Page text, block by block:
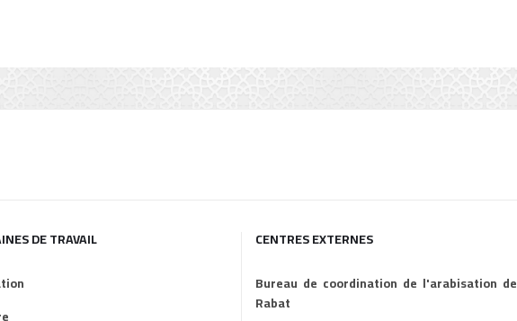
DE TRAVAIL
CENTRES EXTERNES
Bureau de coordination de l'arabisation de
Rabat